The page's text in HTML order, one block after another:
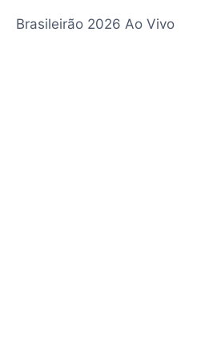
Brasileirão 2026 Ao Vivo